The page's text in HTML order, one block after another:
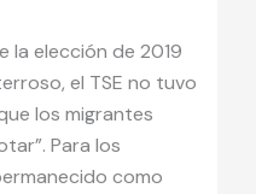
la elección de 2019
el TSE no tuvo
los migrantes
Para los
como